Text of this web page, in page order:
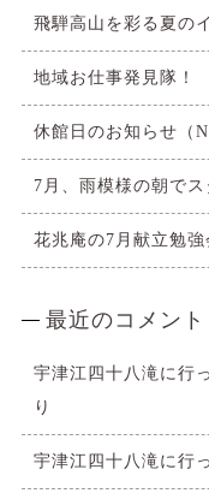
飛騨高山を彩る夏の
地域お仕事発見隊！
休館日のお知らせ（
7月、雨模様の朝でス
花兆庵の7月献立勉強
最近のコメント
宇津江四十八滝に行
り
宇津江四十八滝に行